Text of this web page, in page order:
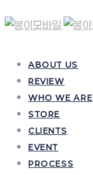
ABOUT US
REVIEW
WHO WE ARE
STORE
CLIENTS
EVENT
PROCESS